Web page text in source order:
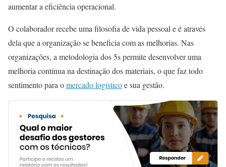
aumentar a eficiência operacional.
O colaborador recebe uma filosofia de vida pessoal e é através
dela que a organização se beneficia com as melhorias. Nas
organizações, a metodologia dos 5s permite desenvolver uma
melhoria contínua na destinação dos materiais, o que faz todo
sentimento para omercado logísticoe sua gestão.